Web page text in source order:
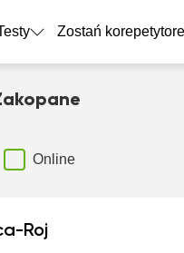
Zostań
Online
Roj